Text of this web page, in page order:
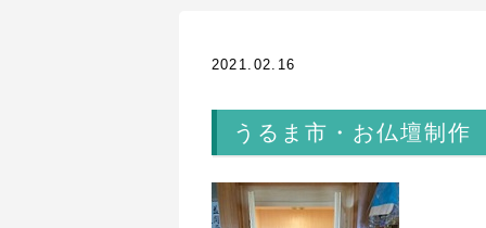
2021.02.16
うるま市・お仏壇制作